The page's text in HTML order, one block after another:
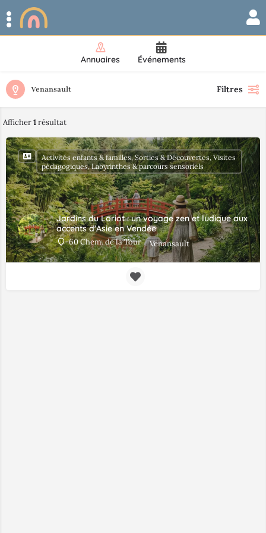
Annuaires Événements
Venansault Filtres
Afficher1résultat
Jardins du Loriot : un voyage zen et ludique aux
accents d'Asie en Vendée
60 Chem. de la Tour Venansault
Activités enfants & familles, Sorties & Découvertes, Visites
pédagogiques, Labyrinthes & parcours sensoriels